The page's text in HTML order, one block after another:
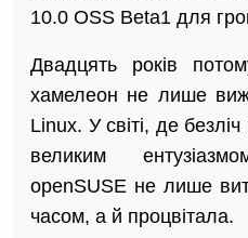
10.0 OSS Beta1 для
Двадцять років
хамелеон не лише
Linux. У світі, де
великим
openSUSE не лише
часом, а й процвітала.